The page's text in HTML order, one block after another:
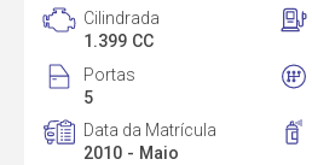
Cilindrada
1.399 CC
Portas
5
Data da Matrícula
2010 - Maio